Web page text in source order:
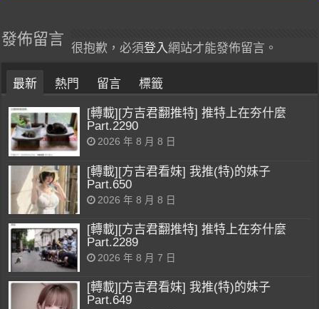
發佈留言
很抱歉，必須登入網站才能發佈留言。
最新 熱門 留言 標籤
[轉載][方吉君翻推特] 推特上在夯什麼
Part.2290
2026 年 8 月 8 日
[轉載][方吉君看妹] 我推(特)的妹子
Part.650
2026 年 8 月 8 日
[轉載][方吉君翻推特] 推特上在夯什麼
Part.2289
2026 年 8 月 7 日
[轉載][方吉君看妹] 我推(特)的妹子
Part.649